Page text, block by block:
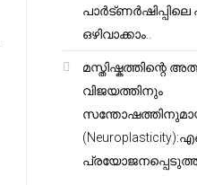
പാർട്ണർഷിപ്പിലെ
ഒഴിവാക്കാം..
മസ്തിഷ്കത്തിന്റെ
വിജയത്തിനും